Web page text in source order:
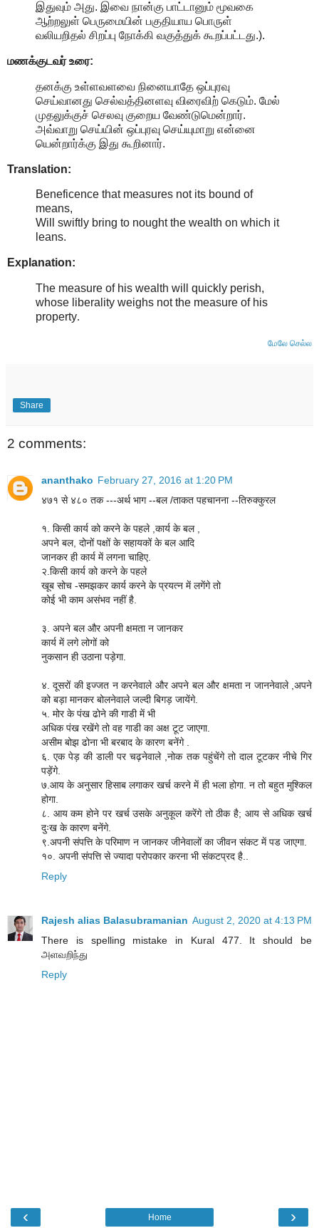
இதுவும் அது. இவை நான்கு பாட்டானும் மூவகை
ஆற்றலுள் பெருமையின் பகுதியாய பொருள்
வலியறிதல் சிறப்பு நோக்கி வகுத்துக் கூறப்பட்டது.).
மணக்குடவர் உரை:
தனக்கு உள்ளவளவை நினையாதே ஒப்புரவு
செய்வானது செல்வத்தினளவு விரைவிற் கெடும். மேல்
முதலுக்குச் செலவு குறைய வேண்டுமென்றார்.
அவ்வாறு செய்யின் ஒப்புரவு செய்யுமாறு என்னை
யென்றார்க்கு இது கூறினார்.
Translation:
Beneficence that measures not its bound of
means,
Will swiftly bring to nought the wealth on which it
leans.
Explanation:
The measure of his wealth will quickly perish,
whose liberality weighs not the measure of his
property.
மேலே செல்ல
Share
2 comments:
ananthako February 27, 2016 at 1:20 PM
४७१ से ४८० तक ---अर्थ भाग --बल /ताकत पहचानना --तिरुक्कुरल
१. किसी कार्य को करने के पहले ,कार्य के बल ,
अपने बल, दोनों पक्षों के सहायकों के बल आदि
जानकर ही कार्य में लगना चाहिए.
२.किसी कार्य को करने के पहले
खूब सोच -समझकर कार्य करने के प्रयत्न में लगेंगे तो
कोई भी काम असंभव नहीं है.
३. अपने बल और अपनी क्षमता न जानकर
कार्य में लगे लोगों को
नुकसान ही उठाना पड़ेगा.
४. दूसरों की इज्जत न करनेवाले और अपने बल और क्षमता न जाननेवाले ,अपने
को बड़ा मानकर बोलनेवाले जल्दी बिगड़ जायेंगे.
५. मोर के पंख ढोने की गाडी में भी
अधिक पंख रखेंगे तो वह गाडी का अक्ष टूट जाएगा.
असीम बोझ ढोना भी बरबाद के कारण बनेंगे .
६. एक पेड़ की डाली पर चढ़नेवाले ,नोक तक पहुंचेंगे तो दाल टूटकर नीचे गिर
पड़ेंगे.
७.आय के अनुसार हिसाब लगाकर खर्च करने में ही भला होगा. न तो बहुत मुश्किल
होगा.
८. आय कम होने पर खर्च उसके अनुकूल करेंगे तो ठीक है; आय से अधिक खर्च
दुःख के कारण बनेंगे.
९.अपनी संपत्ति के परिमाण न जानकर जीनेवालों का जीवन संकट में पड जाएगा.
१०. अपनी संपत्ति से ज्यादा परोपकार करना भी संकटप्रद है..
Reply
Rajesh alias Balasubramanian August 2, 2020 at 4:13 PM
There is spelling mistake in Kural 477. It should be
அளவறிந்து
Reply
‹ ›
Home